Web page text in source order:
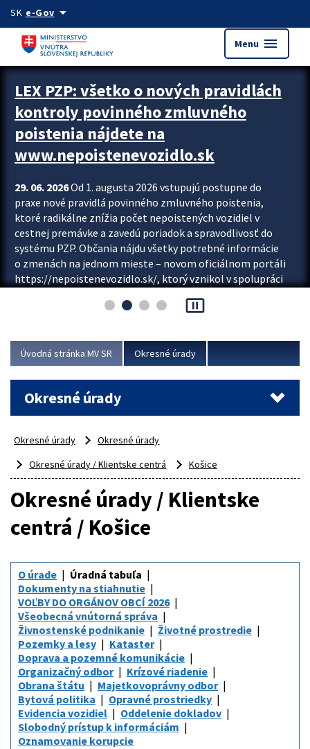
Preskocit na hlavný obsah
SK e-Govarrow_drop_down
Menu menu
Zastavit automatický posun upútavok
LEX PZP: všetko o nových pravidlách
kontroly povinného zmluvného
poistenia nájdete na
www.nepoistenevozidlo.sk
29. 06. 2026Od 1. augusta 2026 vstupujú postupne do
praxe nové pravidlá povinného zmluvného poistenia,
ktoré radikálne znížia počet nepoistených vozidiel v
cestnej premávke a zavedú poriadok a spravodlivosť do
systému PZP. Občania nájdu všetky potrebné informácie
o zmenách na jednom mieste – novom oficiálnom portáli
https://nepoistenevozidlo.sk/, ktorý vznikol v spolupráci
asociácie poisťovní (SLASPO) a Ministerstva vnútra SR.
Viac
pause_presentation
Úvodná stránka MV SR Okresné úrady
Okresné úrady
Okresné úrady
Okresné úrady
Okresné úrady / Klientske centrá
Košice
Okresné úrady / Klientske
centrá / Košice
O úrade
Úradná tabuľa
Dokumenty na stiahnutie
VOĽBY DO ORGÁNOV OBCÍ 2026
Všeobecná vnútorná správa
Živnostenské podnikanie
Životné prostredie
Pozemky a lesy
Kataster
Doprava a pozemné komunikácie
Organizačný odbor
Krízové riadenie
Obrana štátu
Majetkovoprávny odbor
Bytová politika
Opravné prostriedky
Evidencia vozidiel
Oddelenie dokladov
Slobodný prístup k informáciám
Oznamovanie korupcie